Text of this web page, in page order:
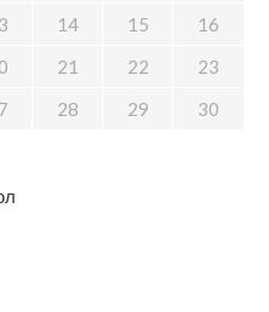
14 15
16
21 22
23
28 29
30